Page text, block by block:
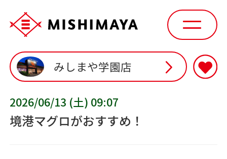
みしまや学園店
2026/06/13 (土) 09:07
境港マグロがおすすめ！